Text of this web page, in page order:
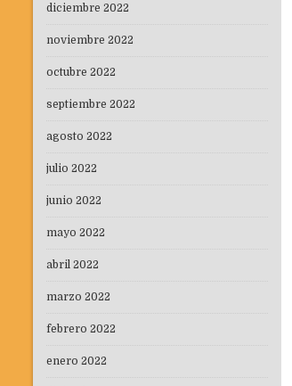
diciembre 2022
noviembre 2022
octubre 2022
septiembre 2022
agosto 2022
julio 2022
junio 2022
mayo 2022
abril 2022
marzo 2022
febrero 2022
enero 2022